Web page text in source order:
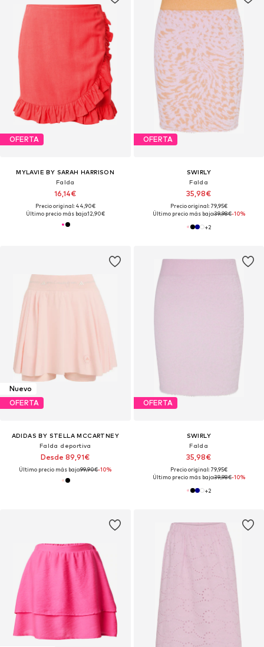
OFERTA
MYLAVIE BY SARAH HARRISON
Falda
16,14€
Precio original: 44,90€
Último precio más bajo:12,90€
OFERTA
SWIRLY
Falda
35,98€
Precio original: 79,95€
Último precio más bajo:39,98€-10%
+2
Nuevo
OFERTA
ADIDAS BY STELLA MCCARTNEY
Falda deportiva
Desde 89,91€
Último precio más bajo:99,90€-10%
OFERTA
SWIRLY
Falda
35,98€
Precio original: 79,95€
Último precio más bajo:39,98€-10%
+2